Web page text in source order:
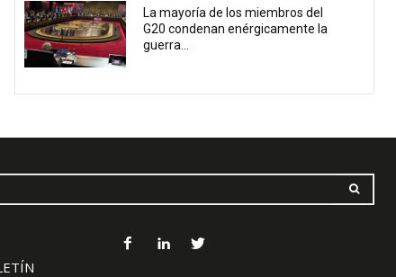
La mayoría de los miembros del
G20 condenan enérgicamente la
guerra...